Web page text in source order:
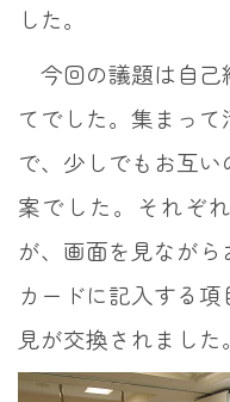
した。
今回の議題は自己
てでした。集まっ
で、少しでもお互
案でした。それぞ
が、画面を見ながら
カードに記入する
見が交換されました。